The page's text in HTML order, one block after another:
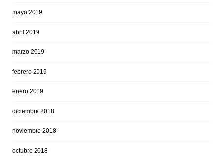
mayo 2019
abril 2019
marzo 2019
febrero 2019
enero 2019
diciembre 2018
noviembre 2018
octubre 2018